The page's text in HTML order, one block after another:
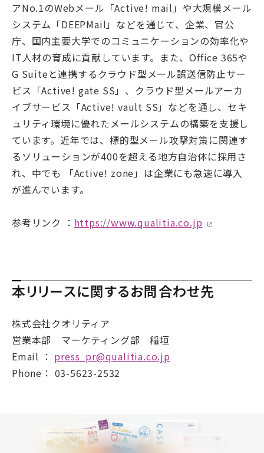
アNo.1のWebメール「Active! mail」や大規模メール
システム「DEEPMail」などを通じて、企業、官公
庁、国内主要大学でのコミュニケーションの効率化や
IT人材の育成に貢献しています。また、Office 365や
G Suiteと連携するクラウド型メール誤送信防止サー
ビス「Active! gate SS」、クラウド型メールアーカ
イブサービス「Active! vault SS」などを通し、セキ
ュリティ環境に優れたメールシステムの構築を支援し
ています。近年では、標的型メール攻撃対策に関連す
るソリューションが400を超える地方自治体に採用さ
れ、中でも 「Active! zone」は企業にも急速に導入
が進んでいます。
参考リンク ： https://www.qualitia.co.jp
本リリースに関するお問合わせ先
株式会社クオリティア
営業本部 マーケティング部 稲垣
Email ： press_pr@qualitia.co.jp
Phone： 03-5623-2532